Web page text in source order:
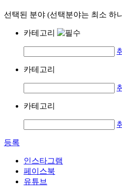
선택된 분야 (선택분야는 최소 하
카테고리
카테고리
카테고리
등록
인스타그램
페이스북
유튜브